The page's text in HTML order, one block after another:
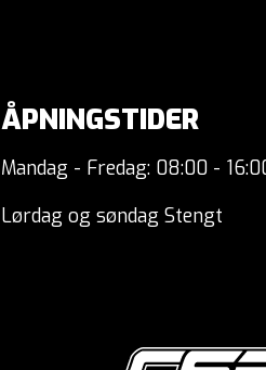
ÅPNINGSTIDER
Mandag - Fredag: 08:00 -
Lørdag og søndag Stengt